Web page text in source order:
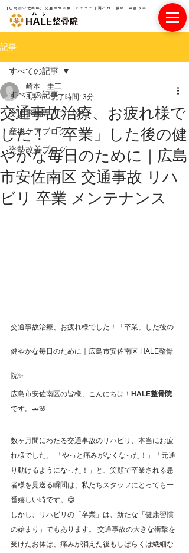
【広島市安佐南区】交通事故治療・むちうち｜肩こり・腰痛・姿勢改善
記事
すべての記事
交通事故専門ブログ
産後ケアブログ
姿勢改善ブログ
すべての記事
交通事故治療、お疲れ様で
した！「卒業」した後の健
やかな毎日のために｜広島
市安佐南区 交通事故 リハ
ビリ 卒業 メンテナンス
崎本 圭三
3月4日 読了時間: 3分
交通事故治療、お疲れ様でした！「卒業」した後の
健やかな毎日のために｜広島市安佐南区 HALE整骨
院✨
広島市安佐南区の皆様、こんにちは！ HALE整骨院
です。🚗🌸
数ヶ月間にわたる交通事故のリハビリ、本当にお疲
れ様でした。 「やっと痛みがなくなった！」「元通
り動けるようになった！」と、笑顔で卒業される患
者様を見送る瞬間は、私たちスタッフにとっても一
番嬉しい時です。😊
しかし、リハビリの「卒業」は、新たな「健康習慣
の始まり」でもあります。 交通事故の大きな衝撃を
受けたお体は、痛みが消えた後もしばらくは繊細な